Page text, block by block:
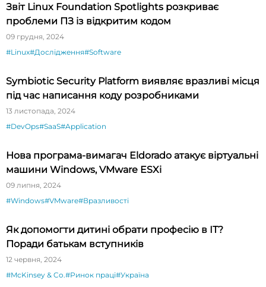
Звіт Linux Foundation Spotlights розкриває
проблеми ПЗ із відкритим кодом
09 грудня, 2024
#Linux#Дослідження#Software
Symbiotic Security Platform виявляє вразливі місця
під час написання коду розробниками
13 листопада, 2024
#DevOps#SaaS#Application
Нова програма-вимагач Eldorado атакує віртуальні
машини Windows, VMware ESXi
09 липня, 2024
#Windows#VMware#Вразливості
Як допомогти дитині обрати професію в ІТ?
Поради батькам вступників
12 червня, 2024
#McKinsey & Co.#Ринок праці#Україна